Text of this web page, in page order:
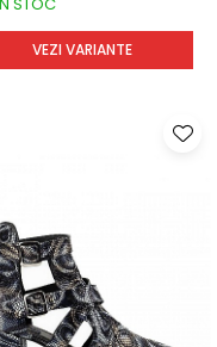
VEZI VARIANTE